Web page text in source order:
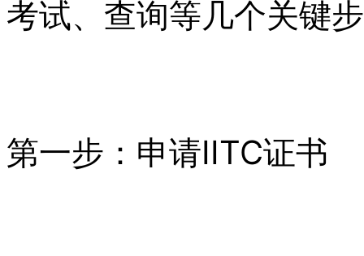
考试、查询等几个关键
第一步：申请IITC证书